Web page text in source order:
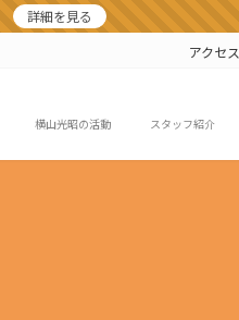
詳細を見る
アクセス
横山光昭の活動 スタッフ紹介